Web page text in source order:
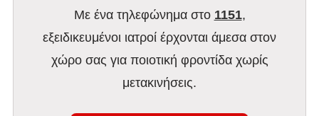
Με ένα τηλεφώνημα στο 1151,
εξειδικευμένοι ιατροί έρχονται άμεσα στον
χώρο σας για ποιοτική φροντίδα χωρίς
μετακινήσεις.